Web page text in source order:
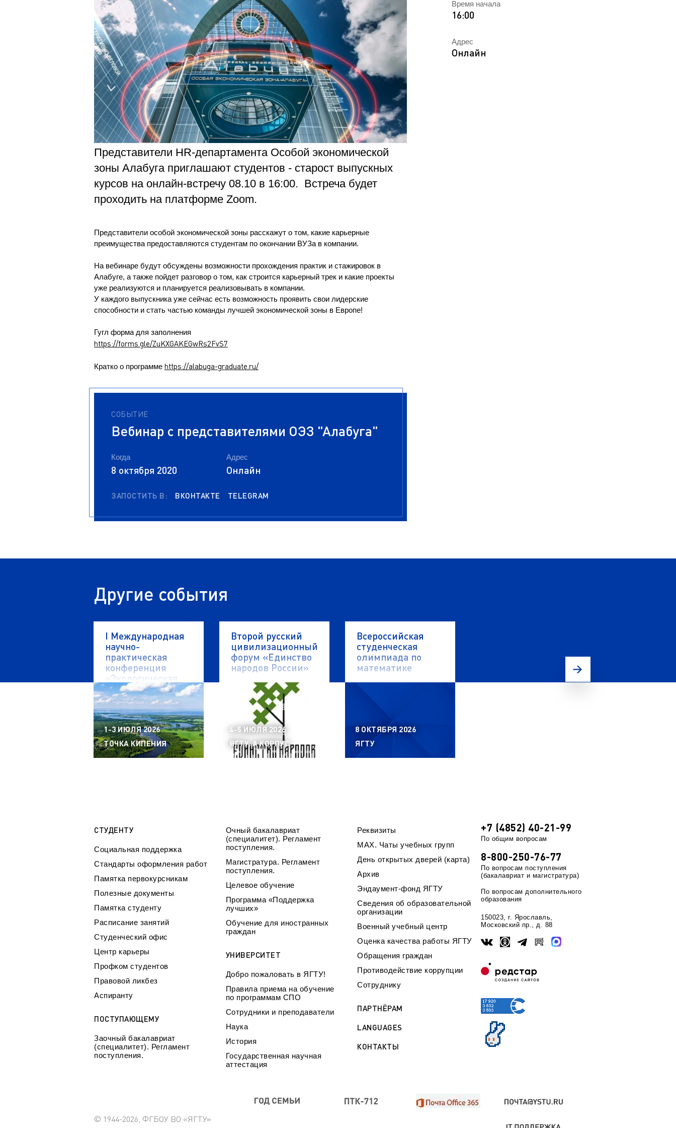
Социальная поддержка
Стандарты оформления работ
Профком студентов
Расписание занятий
Заочный бакалавриат (специалитет).
Регламент поступления.
Очный бакалавриат (специалитет).
Регламент поступления.
Научно-техническая библиотека
Обращения граждан
Противодействие коррупции
Наука
Реквизиты
Представители HR-департамента Особой экономической
зоны Алабуга приглашают студентов - старост выпускных
курсов на онлайн-встречу 08.10 в 16:00. Встреча будет
проходить на платформе Zoom.
Представители особой экономической зоны расскажут о том, какие карьерные
преимущества предоставляются студентам по окончании ВУЗа в компании.
На вебинаре будут обсуждены возможности прохождения практик и стажировок в
Алабуге, а также пойдет разговор о том, как строится карьерный трек и какие проекты
уже реализуются и планируется реализовывать в компании.
У каждого выпускника уже сейчас есть возможность проявить свои лидерские
способности и стать частью команды лучшей экономической зоны в Европе!
Гугл форма для заполнения
https://forms.gle/ZuKXGAKEGwRs2FvS7
Кратко о программе https://alabuga-graduate.ru/
СОБЫТИЕ
Вебинар с представителями ОЭЗ "Алабуга"
Когда
8 октября 2020
Адрес
Онлайн
ЗАПОСТИТЬ В: ВКОНТАКТЕ TELEGRAM
Время начала
16:00
Адрес
Онлайн
Другие события
I Международная
научно-
практическая
конференция
«Экологическая
безопасность
водных объектов»
1-3 ИЮЛЯ 2026
ТОЧКА КИПЕНИЯ
Второй русский
цивилизационный
форум «Единство
народов России»
4-5 ИЮЛЯ 2026
ЯГТУ, А КОРПУС
Всероссийская
студенческая
олимпиада по
математике
8 ОКТЯБРЯ 2026
ЯГТУ
СТУДЕНТУ
Социальная поддержка
Стандарты оформления работ
Памятка первокурсникам
Полезные документы
Памятка студенту
Расписание занятий
Студенческий офис
Центр карьеры
Профком студентов
Правовой ликбез
Аспиранту
ПОСТУПАЮЩЕМУ
Заочный бакалавриат
(специалитет). Регламент
поступления.
Очный бакалавриат
(специалитет). Регламент
поступления.
Магистратура. Регламент
поступления.
Целевое обучение
Программа «Поддержка
лучших»
Обучение для иностранных
граждан
УНИВЕРСИТЕТ
Добро пожаловать в ЯГТУ!
Правила приема на обучение
по программам СПО
Сотрудники и преподаватели
Наука
История
Государственная научная
аттестация
Реквизиты
МАХ. Чаты учебных групп
День открытых дверей (карта)
Архив
Эндаумент-фонд ЯГТУ
Сведения об образовательной
организации
Военный учебный центр
Оценка качества работы ЯГТУ
Обращения граждан
Противодействие коррупции
Сотруднику
ПАРТНЁРАМ
LANGUAGES
КОНТАКТЫ
+7 (4852) 40-21-99
По общим вопросам
8-800-250-76-77
По вопросам поступления
(бакалавриат и магистратура)
По вопросам дополнительного
образования
150023, г. Ярославль,
Московский пр., д. 88
© 1944-2026, ФГБОУ ВО «ЯГТУ»